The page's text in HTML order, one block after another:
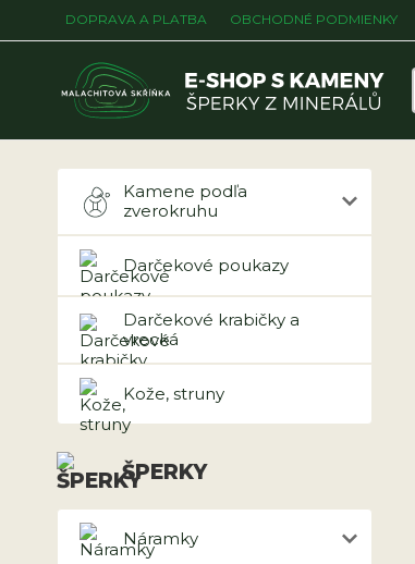
DOPRAVA A PLATBA OBCHODNÉ PODMIENKY
Kamene podľa
zverokruhu
Darčekové poukazy
Darčekové krabičky a
vrecká
Kože, struny
ŠPERKY
Náramky